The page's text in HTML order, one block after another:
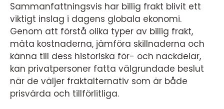
Sammanfattningsvis har billig frakt blivit ett
viktigt inslag i dagens globala ekonomi.
Genom att förstå olika typer av billig frakt,
mäta kostnaderna, jämföra skillnaderna och
känna till dess historiska för- och nackdelar,
kan privatpersoner fatta välgrundade beslut
när de väljer fraktalternativ som är både
prisvärda och tillförlitliga.